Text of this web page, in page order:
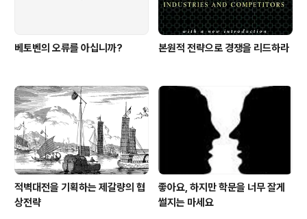
베토벤의 오류를 아십니까? 본원적 전략으로 경쟁을 리드하라
적벽대전을 기획하는 제갈량의 협
상전략
좋아요, 하지만 학문을 너무 잘게
썰지는 마세요